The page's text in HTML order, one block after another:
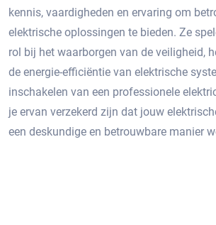
kennis, vaardigheden en ervaring om
elektrische oplossingen te bieden.​ Ze
rol bij het waarborgen van de veiligheid,
de energie-efficiëntie van elektrische
inschakelen van een professionele
je ervan verzekerd zijn dat jouw
een deskundige en betrouwbare manier